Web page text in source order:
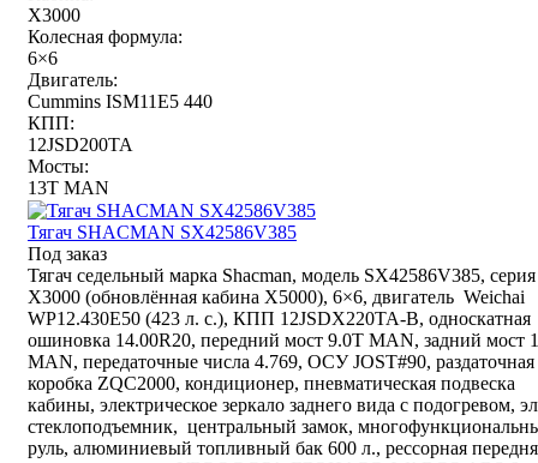
X3000
Колесная формула:
6×6
Двигатель:
Cummins ISM11E5 440
КПП:
12JSD200TA
Мосты:
13T MAN
Тягач SHACMAN SX42586V385
Под заказ
Тягач седельный марка Shacman, модель SX42586V385, серия
Х3000 (обновлённая кабина X5000), 6×6, двигатель Weichai
WP12.430E50 (423 л. с.), КПП 12JSDX220TA-B, односкатная
ошиновка 14.00R20, передний мост 9.0T MAN, задний мост
MAN, передаточные числа 4.769, ОСУ JOST#90, раздаточная
коробка ZQC2000, кондиционер, пневматическая подвеска
кабины, электрическое зеркало заднего вида с подогревом,
стеклоподъемник, центральный замок,
руль, алюминиевый топливный бак 600 л., рессорная